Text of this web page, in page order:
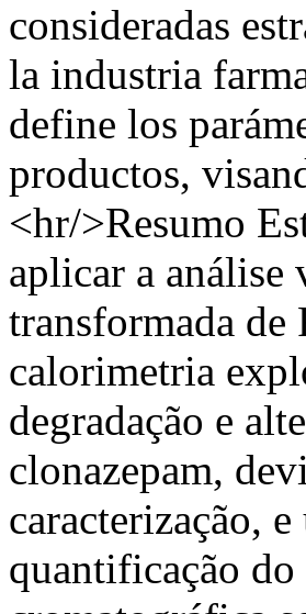
consideradas
la industria
define los
productos,
<hr/>Resumo
aplicar a análise
transformada
calorimetria
degradação e
clonazepam,
caracterização,
quantificação do